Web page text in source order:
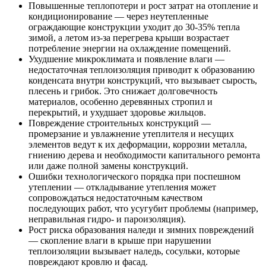
Повышенные теплопотери и рост затрат на отопление и
кондиционирование — через неутепленные
ограждающие конструкции уходит до 30-35% тепла
зимой, а летом из-за перегрева крыши возрастает
потребление энергии на охлаждение помещений.
Ухудшение микроклимата и появление влаги —
недостаточная теплоизоляция приводит к образованию
конденсата внутри конструкций, что вызывает сырость,
плесень и грибок. Это снижает долговечность
материалов, особенно деревянных стропил и
перекрытий, и ухудшает здоровье жильцов.
Повреждение строительных конструкций —
промерзание и увлажнение утеплителя и несущих
элементов ведут к их деформации, коррозии металла,
гниению дерева и необходимости капитального ремонта
или даже полной замены конструкций.
Ошибки технологического порядка при поспешном
утеплении — откладывание утепления может
сопровождаться недостаточным качеством
последующих работ, что усугубит проблемы (например,
неправильная гидро- и пароизоляция).
Рост риска образования наледи и зимних повреждений
— скопление влаги в крыше при нарушении
теплоизоляции вызывает наледь, сосульки, которые
повреждают кровлю и фасад.